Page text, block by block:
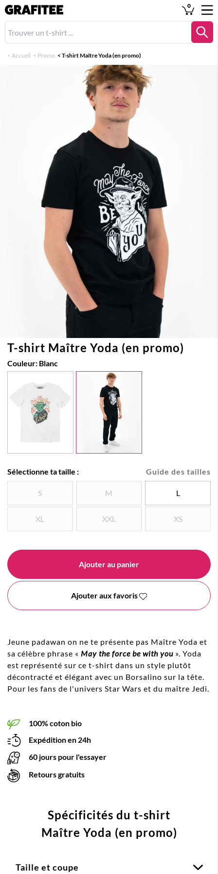
0
< Accueil < Promo < T-shirt Maître Yoda (en promo)
T-shirt Maître Yoda (en promo)
Couleur: Blanc
Guide des tailles
Sélectionne ta taille :
S M L
XL XXL XS
Ajouter au panier
Ajouter aux favoris
Jeune padawan on ne te présente pas Maître Yoda et
sa célèbre phrase « May the force be with you ». Yoda
est représenté sur ce t-shirt dans un style plutôt
décontracté et élégant avec un Borsalino sur la tête.
Pour les fans de l'univers Star Wars et du maître Jedi.
100% coton bio
Expédition en 24h
60 jours pour l'essayer
Retours gratuits
Spécificités du t-shirt
Maître Yoda (en promo)
Taille et coupe